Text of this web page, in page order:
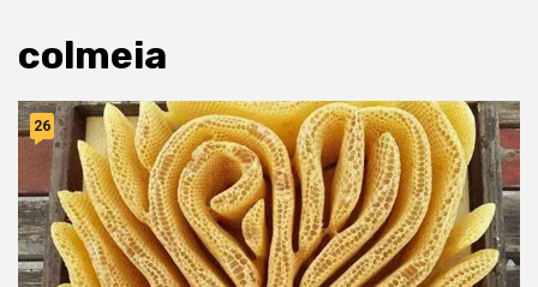
colmeia
26